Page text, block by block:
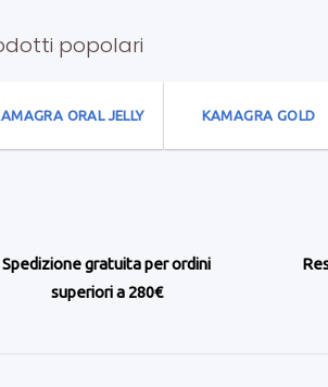
popolari
ORAL JELLY KAMAGRA GOLD
Spedizione gratuita per ordini
superiori a 280€